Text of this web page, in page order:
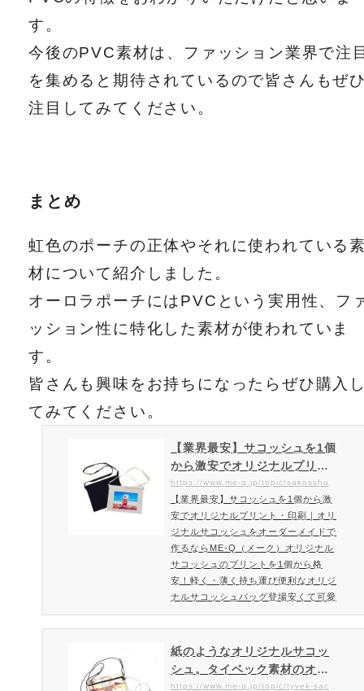
す。
今後のPVC素材は、ファッション業界で注
を集めると期待されているので皆さんもぜ
注目してみてください。
まとめ
虹色のポーチの正体やそれに使われている
材について紹介しました。
オーロラポーチにはPVCという実用性、フ
ッション性に特化した素材が使われていま
す。
皆さんも興味をお持ちになったらぜひ購入
てみてください。
【業界最安】サコッシュを1個
から激安でオリジナルプリン
ト・印刷｜オリジナルサコッ
シュをオーダーメイドで作る
ならME-Q（メーク）
https://www.me-q.jp/topic/sakosshu
【業界最安】サコッシュを1個から激
安でオリジナルプリント・印刷｜オリ
ジナルサコッシュをオーダーメイドで
作るならME-Q（メーク）オリジナル
サコッシュのプリントを1個から格
安！軽く・薄く持ち運び便利なオリジ
ナルサコッシュバッグ登場安くて可愛
いキャンバス生地のサコッシュをオリ
ジナルで作れるME-Qちょっとしたお
出かけに便利なサコッシュです。お財
布・携帯・スマホ・ハンドタオル・ノ
紙のようなオリジナルサコッ
シュ。タイベック素材のオリ
ジナルバッグが作れるME-Q https://www.me-q.jp/topic/tyvek-sacoche